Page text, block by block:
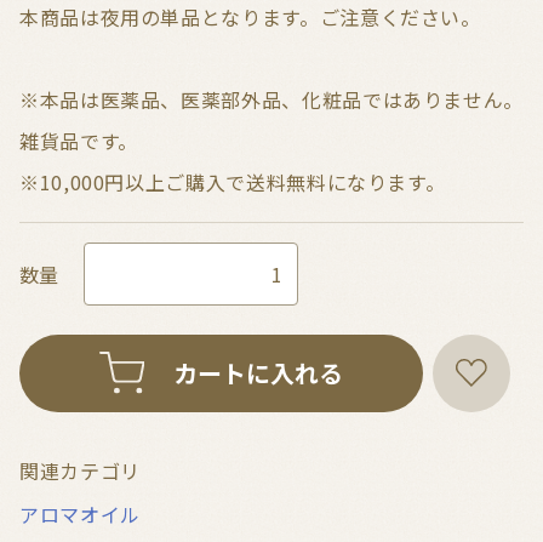
本商品は夜用の単品となります。ご注意ください。
※本品は医薬品、医薬部外品、化粧品ではありません。
雑貨品です。
※10,000円以上ご購入で送料無料になります。
数量
カートに入れる
関連カテゴリ
アロマオイル